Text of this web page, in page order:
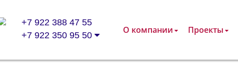
+7 922 388 47 55
+7 922 350 95 50
О компании Проекты